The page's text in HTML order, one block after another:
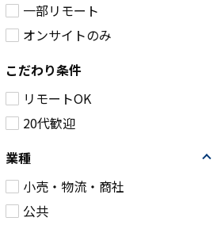
100～110万円/月
業務委託
中野区
詳細を見る
一部リモート
オンサイトのみ
こだわり条件
リモートOK
20代歓迎
業種
小売・物流・商社
公共